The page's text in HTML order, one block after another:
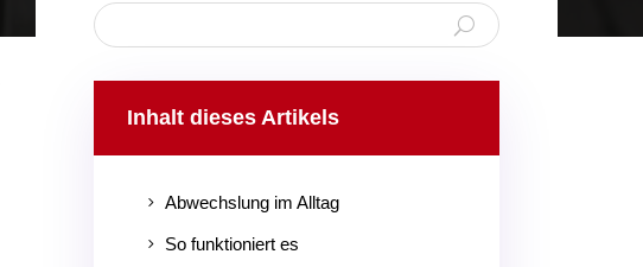
Inhalt dieses Artikels
5 Abwechslung im Alltag
5 So funktioniert es